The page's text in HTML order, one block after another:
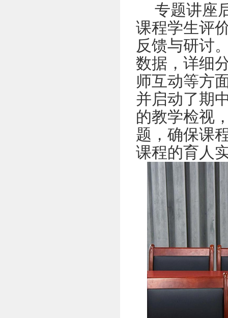
专题讲座
课程学生评
反馈与研讨
数据，详细
师互动等方
并启动了期
的教学检视
题，确保课
课程的育人